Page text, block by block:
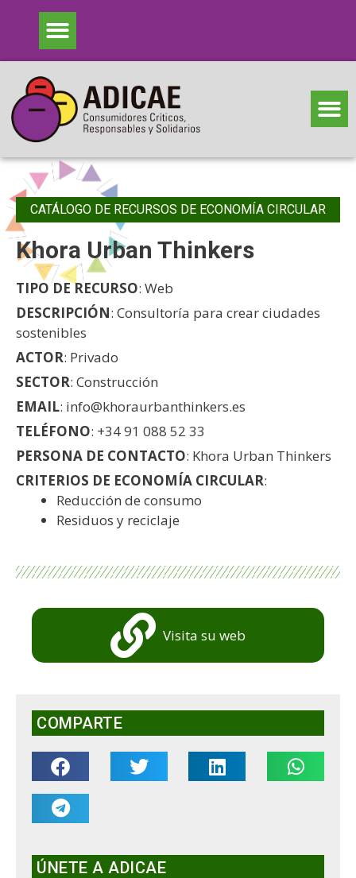
CATÁLOGO DE RECURSOS DE ECONOMÍA CIRCULAR
Khora Urban Thinkers
TIPO DE RECURSO: Web
DESCRIPCIÓN: Consultoría para crear ciudades
sostenibles
ACTOR: Privado
SECTOR: Construcción
EMAIL: info@khoraurbanthinkers.es
TELÉFONO: +34 91 088 52 33
PERSONA DE CONTACTO: Khora Urban Thinkers
CRITERIOS DE ECONOMÍA CIRCULAR:
Reducción de consumo
Residuos y reciclaje
Visita su web
COMPARTE
ÚNETE A ADICAE